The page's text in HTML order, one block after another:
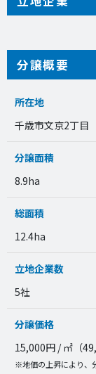
分譲概要
所在地
千歳市文京2丁目
分譲面積
8.9ha
総面積
12.4ha
立地企業数
5社
分譲価格
15,000円 / ㎡（
※地価の上昇により、